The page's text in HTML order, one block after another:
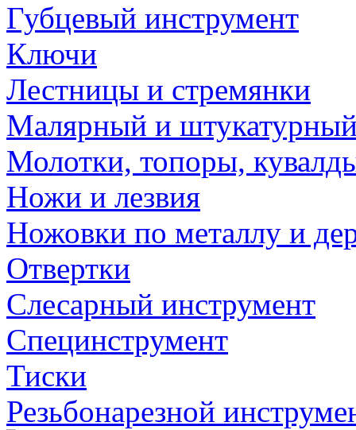
Губцевый инструмент
Ключи
Лестницы и стремянки
Малярный и
Молотки, топоры,
Ножи и лезвия
Ножовки по металлу и
Отвертки
Слесарный инструмент
Специнструмент
Тиски
Резьбонарезной